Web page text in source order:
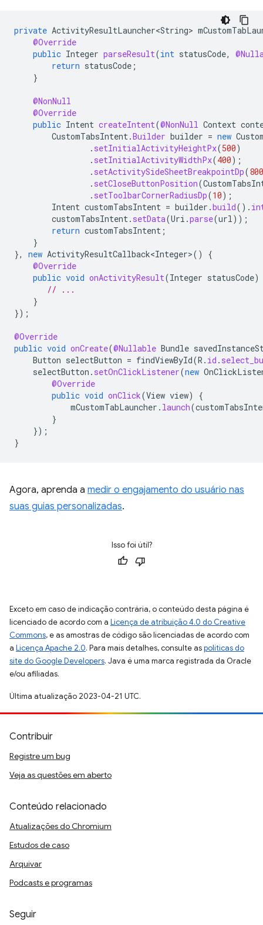
private ActivityResultLauncher<String>
@Override
public Integer parseResult(int statusCode,
return statusCode ;
}
@NonNull
@Override
public Intent createIntent(@NonNull Context
CustomTabsIntent.Builder builder = new
. setInitialActivityHeightPx(500)
. setInitialActivityWidthPx(400);
. setActivitySideSheetBreakpointDp(800
. setCloseButtonPosition(
. setToolbarCornerRadiusDp(10);
Intent customTabsIntent = builder .build().
customTabsIntent. setData(Uri .parse(url));
return customTabsIntent ;
}
},
new ActivityResultCallback<Integer>()
{
@Override
public void onActivityResult(Integer statusCode)
// ...
}
});
@Override
public void onCreate(@Nullable Bundle
Button selectButton = findViewById(R . id .
selectButton . setOnClickListener(new
@Override
public void onClick(View view)
{
mCustomTabLauncher . launch(
}
});
}
Agora, aprenda a medir o engajamento do usuário nas
suas guias personalizadas.
Isso foi útil?
Exceto em caso de indicação contrária, o conteúdo desta página é
licenciado de acordo com a Licença de atribuição 4.0 do Creative
Commons, e as amostras de código são licenciadas de acordo com
a Licença Apache 2.0. Para mais detalhes, consulte aspolíticas do
site do Google Developers. Java é uma marca registrada da Oracle
e/ou afiliadas.
Última atualização 2023-04-21 UTC.
Contribuir
Registre um bug
Veja as questões em aberto
Conteúdo relacionado
Atualizações do Chromium
Estudos de caso
Arquivar
Podcasts e programas
Seguir